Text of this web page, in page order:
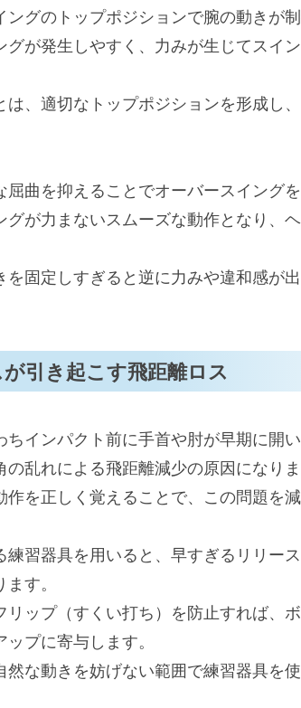
グのトップポジションで腕の動きが
グが発生しやすく、力みが生じてスイ
は、適切なトップポジションを形成し
曲を抑えることでオーバースイングを
グが力まないスムーズな動作となり、
を固定しすぎると逆に力みや違和感が
引き起こす飛距離ロス
ちインパクト前に手首や肘が早期に開
乱れによる飛距離減少の原因になりま
を正しく覚えることで、この問題を減
習器具を用いると、早すぎるリリー
す。
リップ（すくい打ち）を防止すれば、
プに寄与します。
な動きを妨げない範囲で練習器具を使